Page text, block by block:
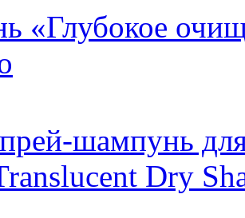
«Глубокое
шампунь
Dry